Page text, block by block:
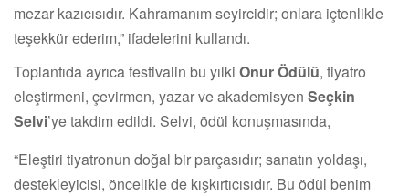
mezar kazıcısıdır. Kahramanım seyircidir; onlara içtenlikle
teşekkür ederim,” ifadelerini kullandı.
Toplantıda ayrıca festivalin bu yılki Onur Ödülü, tiyatro
eleştirmeni, çevirmen, yazar ve akademisyen Seçkin
Selvi’ye takdim edildi. Selvi, ödül konuşmasında,
“Eleştiri tiyatronun doğal bir parçasıdır; sanatın yoldaşı,
destekleyicisi, öncelikle de kışkırtıcısıdır. Bu ödül benim